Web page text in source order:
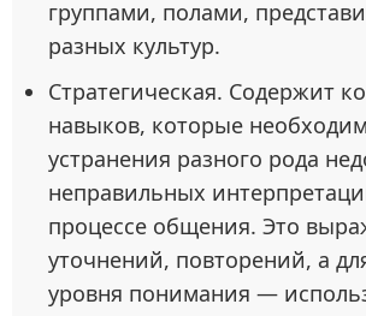
группами, полами,
разных культур.
Стратегическая. Содержит
навыков, которые
устранения разного рода
неправильных
процессе общения. Это
уточнений, повторений, а
уровня понимания —